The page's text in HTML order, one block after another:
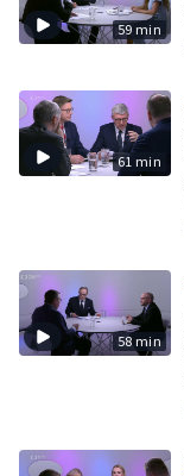
59 min
61 min
58 min